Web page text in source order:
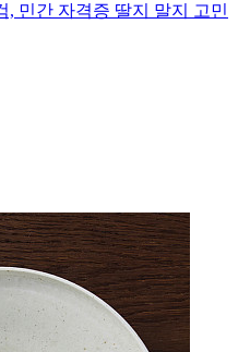
, 민간 자격증 딸지 말지 고민